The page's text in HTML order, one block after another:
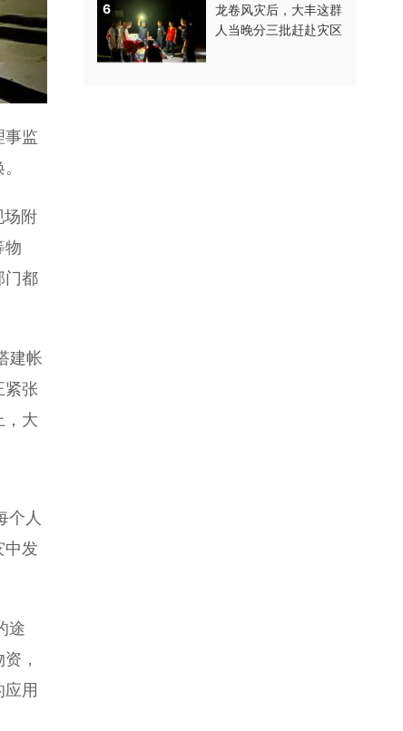
监
附
物
门都
建帐
紧张
，大
个人
中发
途
，
应用
6
龙卷风灾后，大丰这群
人当晚分三批赶赴灾区